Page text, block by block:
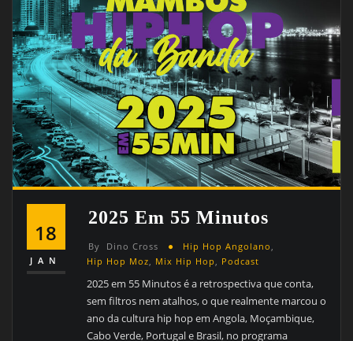
18
JAN
2025 Em 55 Minutos
By Dino Cross Hip Hop Angolano ,
Hip Hop Moz, Mix Hip Hop , Podcast
2025 em 55 Minutos é a retrospectiva que conta,
sem filtros nem atalhos, o que realmente marcou o
ano da cultura hip hop em Angola, Moçambique,
Cabo Verde, Portugal e Brasil, no programa